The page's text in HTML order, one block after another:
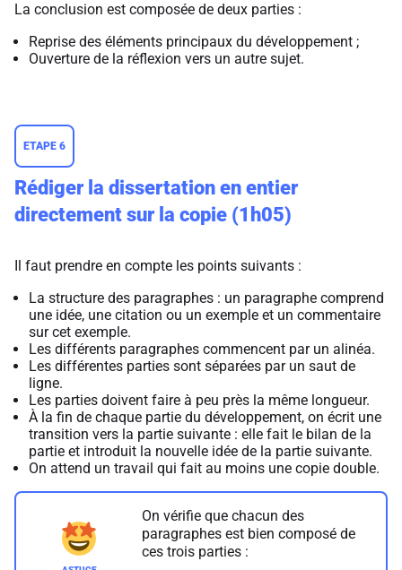
La conclusion est composée de deux parties :
Reprise des éléments principaux du développement ;
Ouverture de la réflexion vers un autre sujet.
ETAPE 6
Rédiger la dissertation en entier
directement sur la copie (1h05)
Il faut prendre en compte les points suivants :
La structure des paragraphes : un paragraphe comprend
une idée, une citation ou un exemple et un commentaire
sur cet exemple.
Les différents paragraphes commencent par un alinéa.
Les différentes parties sont séparées par un saut de
ligne.
Les parties doivent faire à peu près la même longueur.
À la fin de chaque partie du développement, on écrit une
transition vers la partie suivante : elle fait le bilan de la
partie et introduit la nouvelle idée de la partie suivante.
On attend un travail qui fait au moins une copie double.
On vérifie que chacun des
paragraphes est bien composé de
ces trois parties :